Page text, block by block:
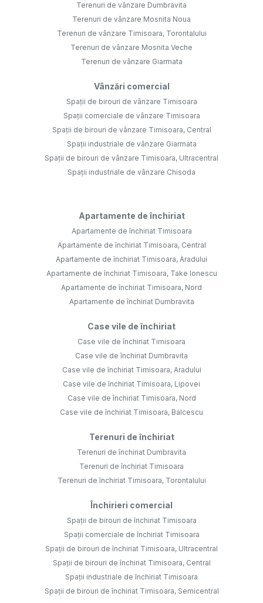
Terenuri de vânzare Dumbravita
Terenuri de vânzare Mosnita Noua
Terenuri de vânzare Timisoara, Torontalului
Terenuri de vânzare Mosnita Veche
Terenuri de vânzare Giarmata
Vânzări comercial
Spații de birouri de vânzare Timisoara
Spații comerciale de vânzare Timisoara
Spații de birouri de vânzare Timisoara, Central
Spații industriale de vânzare Giarmata
Spații de birouri de vânzare Timisoara, Ultracentral
Spații industriale de vânzare Chisoda
Apartamente de închiriat
Apartamente de închiriat Timisoara
Apartamente de închiriat Timisoara, Central
Apartamente de închiriat Timisoara, Aradului
Apartamente de închiriat Timisoara, Take Ionescu
Apartamente de închiriat Timisoara, Nord
Apartamente de închiriat Dumbravita
Case vile de închiriat
Case vile de închiriat Timisoara
Case vile de închiriat Dumbravita
Case vile de închiriat Timisoara, Aradului
Case vile de închiriat Timisoara, Lipovei
Case vile de închiriat Timisoara, Nord
Case vile de închiriat Timisoara, Balcescu
Terenuri de închiriat
Terenuri de închiriat Dumbravita
Terenuri de închiriat Timisoara
Terenuri de închiriat Timisoara, Torontalului
Închirieri comercial
Spații de birouri de închiriat Timisoara
Spații comerciale de închiriat Timisoara
Spații de birouri de închiriat Timisoara, Ultracentral
Spații de birouri de închiriat Timisoara, Central
Spații industriale de închiriat Timisoara
Spații de birouri de închiriat Timisoara, Semicentral